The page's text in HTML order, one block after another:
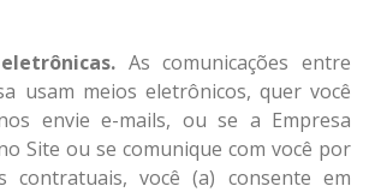
As comunicações entre
usam meios eletrônicos, quer você
envie e-mails, ou se a Empresa
Site ou se comunique com você por
contratuais, você (a) consente em